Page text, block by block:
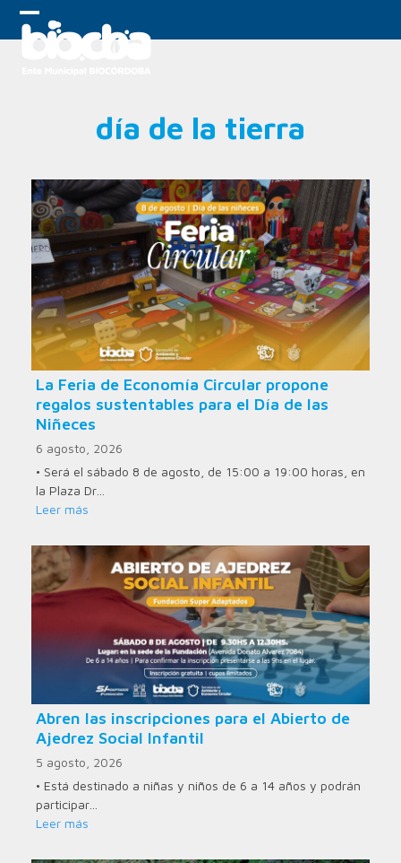
Skip
Open
Close
día de la tierra
La Feria de Economía Circular propone
regalos sustentables para el Día de las
Niñeces
6 agosto, 2026
• Será el sábado 8 de agosto, de 15:00 a 19:00 horas, en
la Plaza Dr…
Leer más
Abren las inscripciones para el Abierto de
Ajedrez Social Infantil
5 agosto, 2026
• Está destinado a niñas y niños de 6 a 14 años y podrán
participar…
Leer más